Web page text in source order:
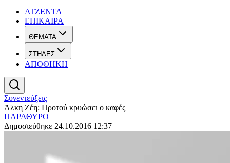
ΑΤΖΕΝΤΑ
ΕΠΙΚΑΙΡΑ
ΘΕΜΑΤΑ
ΣΤΗΛΕΣ
ΑΠΟΘΗΚΗ
Συνεντεύξεις
Άλκη Ζέη: Προτού κρυώσει ο καφές
ΠΑΡΑΘΥΡΟ
Δημοσιεύθηκε 24.10.2016 12:37